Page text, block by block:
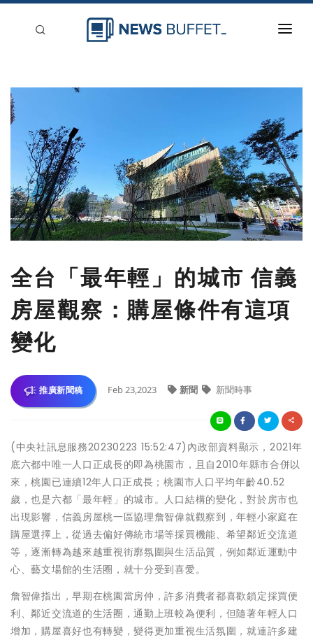
刊登
全台「最年輕」的城市 信義
房屋觀察：購屋條件有這項
變化
推廣新聞稿 Feb 23,2023 新聞 新聞時事
(中央社訊息服務20230223 15:52:47)內政部資料顯示，2021年
底六都中唯一人口正成長的即為桃園市，且自2010年縣市合併以
來，桃園已連續12年人口正成長；桃園市人口平均年齡40.52
歲，也是六都「最年輕」的城市。人口結構的變化，對於房市也
出現影響，信義房屋桃一區協理詹智偉就觀察到，年輕小家庭在
購屋選擇上，從過去偏好傳統市場等採買機能、希望鄰近交流道
等，逐漸轉為越來越重視街廓氛圍與生活品質，例如鄰近運動中
心、藝文場館的生活圈，就十分受到喜愛。
詹智偉指出，早期在桃園當房仲，許多消費者都喜歡鎖定採買便
利、鄰近交流道的生活圈，通勤上班較為便利，但隨著年輕人口
增加，購屋喜好也有轉變，變得更加重視生活氛圍，就連許多建